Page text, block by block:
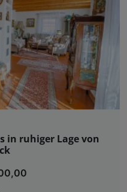
in ruhiger Lage von